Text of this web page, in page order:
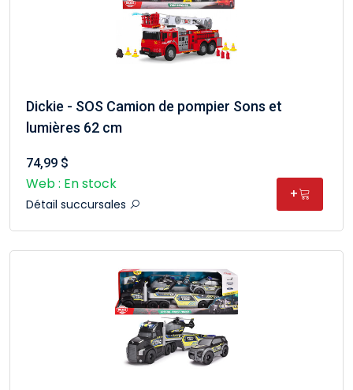
Dickie - SOS Camion de pompier Sons et
lumières 62 cm
74,99 $
Web : En stock
Détail succursales
+